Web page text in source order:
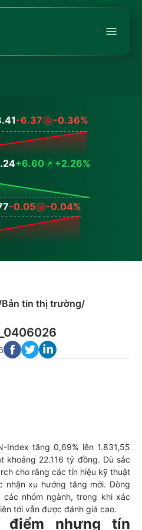
-6.37 -0.36%
+6.60 +2.26%
-0.05 -0.04%
Bản tin thị trường/
Index tăng 0,69% lên 1.831,55
khoảng 22.116 tỷ đồng. Dù sắc
cho rằng các tín hiệu kỹ thuật
nhận xu hướng tăng mới. Dòng
nhóm ngành, trong khi xác
tới vẫn được đánh giá cao.
điểm nhưng tín